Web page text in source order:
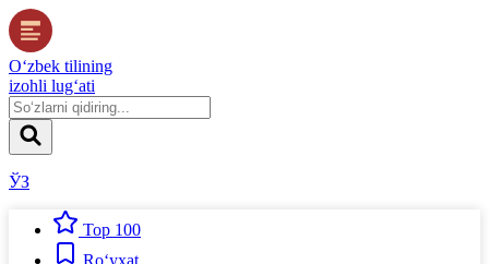
O‘zbek tilining
izohli lug‘ati
ЎЗ
Top 100
Ro‘yxat